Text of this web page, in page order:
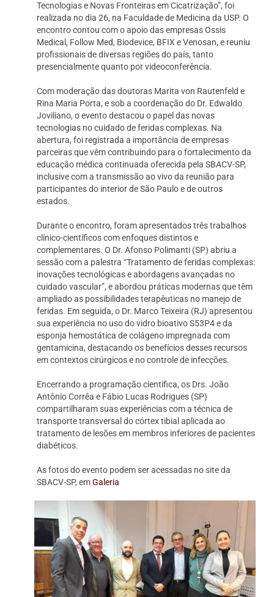
Tecnologias e Novas Fronteiras em Cicatrização”, foi
realizada no dia 26, na Faculdade de Medicina da USP. O
encontro contou com o apoio das empresas Ossis
Medical, Follow Med, Biodevice, BFIX e Venosan, e reuniu
profissionais de diversas regiões do país, tanto
presencialmente quanto por videoconferência.
Com moderação das doutoras Marita von Rautenfeld e
Rina Maria Porta, e sob a coordenação do Dr. Edwaldo
Joviliano, o evento destacou o papel das novas
tecnologias no cuidado de feridas complexas. Na
abertura, foi registrada a importância de empresas
parceiras que vêm contribuindo para o fortalecimento da
educação médica continuada oferecida pela SBACV-SP,
inclusive com a transmissão ao vivo da reunião para
participantes do interior de São Paulo e de outros
estados.
Durante o encontro, foram apresentados três trabalhos
clínico-científicos com enfoques distintos e
complementares. O Dr. Afonso Polimanti (SP) abriu a
sessão com a palestra “Tratamento de feridas complexas:
inovações tecnológicas e abordagens avançadas no
cuidado vascular”, e abordou práticas modernas que têm
ampliado as possibilidades terapêuticas no manejo de
feridas. Em seguida, o Dr. Marco Teixeira (RJ) apresentou
sua experiência no uso do vidro bioativo S53P4 e da
esponja hemostática de colágeno impregnada com
gentamicina, destacando os benefícios desses recursos
em contextos cirúrgicos e no controle de infecções.
Encerrando a programação científica, os Drs. João
Antônio Corrêa e Fábio Lucas Rodrigues (SP)
compartilharam suas experiências com a técnica de
transporte transversal do córtex tibial aplicada ao
tratamento de lesões em membros inferiores de pacientes
diabéticos.
As fotos do evento podem ser acessadas no site da
SBACV-SP, emGaleria